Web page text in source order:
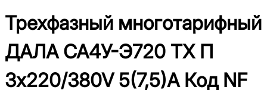
Трехфазный многотарифный
ДАЛА СА4У-Э720 ТХ П
3x220/380V 5(7,5)A Код NF